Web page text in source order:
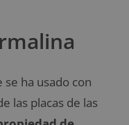
ha usado con
las placas de las